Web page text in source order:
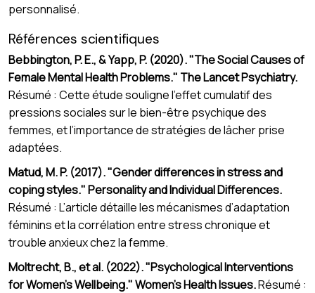
personnalisé.
Références scientifiques
Bebbington, P. E., & Yapp, P. (2020). "The Social Causes of
Female Mental Health Problems." The Lancet Psychiatry.
Résumé : Cette étude souligne l’effet cumulatif des
pressions sociales sur le bien-être psychique des
femmes, et l’importance de stratégies de lâcher prise
adaptées.
Matud, M. P. (2017). "Gender differences in stress and
coping styles." Personality and Individual Differences.
Résumé : L’article détaille les mécanismes d’adaptation
féminins et la corrélation entre stress chronique et
trouble anxieux chez la femme.
Moltrecht, B., et al. (2022). "Psychological Interventions
for Women's Wellbeing." Women’s Health Issues.Résumé :